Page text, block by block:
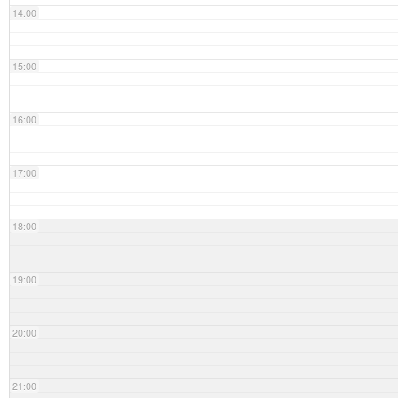
14:00
15:00
16:00
17:00
18:00
19:00
20:00
21:00